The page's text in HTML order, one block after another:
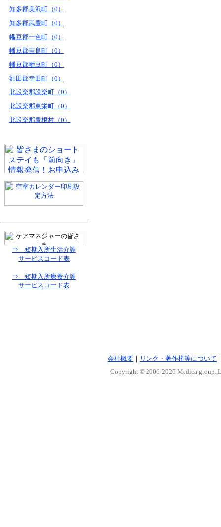
知多郡美浜町（0）
知多郡武豊町（0）
幡豆郡一色町（0）
幡豆郡吉良町（0）
幡豆郡幡豆町（0）
額田郡幸田町（0）
北設楽郡設楽町（0）
北設楽郡東栄町（0）
北設楽郡豊根村（0）
⇒ 短期入所生活介護
サービスコード表
⇒ 短期入所療養介護
サービスコード表
会社概要 ｜ リンク・著作権等について
Copyright © 2006-2026 Medica